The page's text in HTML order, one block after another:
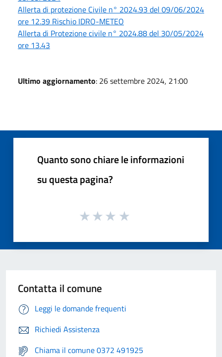
Allerta di protezione Civile n° 2024.93 del 09/06/2024
ore 12.39 Rischio IDRO-METEO
Allerta di Protezione civile n° 2024.88 del 30/05/2024
ore 13.43
Ultimo aggiornamento: 26 settembre 2024, 21:00
Quanto sono chiare le informazioni
su questa pagina?
Contatta il comune
Leggi le domande frequenti
Richiedi Assistenza
Chiama il comune 0372 491925